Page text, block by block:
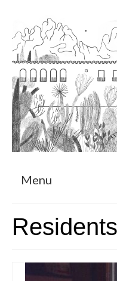
Menu
Programa de
CRUCERO